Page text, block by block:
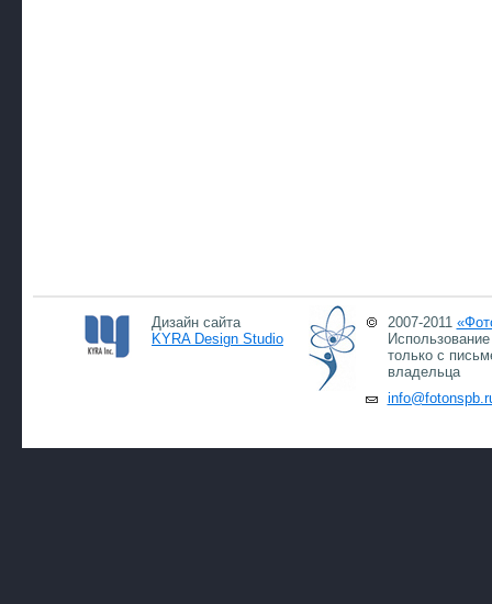
Дизайн сайта
KYRA Design Studio
2007-2011
только с
владельца